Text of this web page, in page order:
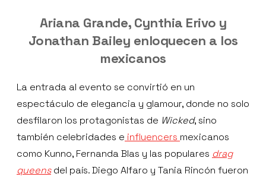
Ariana Grande, Cynthia Erivo y
Jonathan Bailey enloquecen a los
mexicanos
La entrada al evento se convirtió en un
espectáculo de elegancia y glamour, donde no solo
desfilaron los protagonistas de Wicked, sino
también celebridades e influencers mexicanos
como Kunno, Fernanda Blas y las populares drag
queensdel país. Diego Alfaro y Tania Rincón fueron